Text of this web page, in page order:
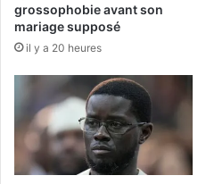
grossophobie avant son
mariage supposé
il y a 20 heures